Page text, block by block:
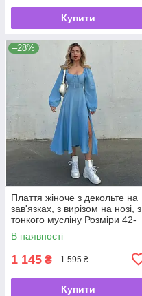
Купити
–28%
Плаття жіноче з декольте на
зав'язках, з вирізом на нозі, з
тонкого мусліну Розміри 42-
44, 46-48
В наявності
1 145 ₴ 1 595 ₴
Купити